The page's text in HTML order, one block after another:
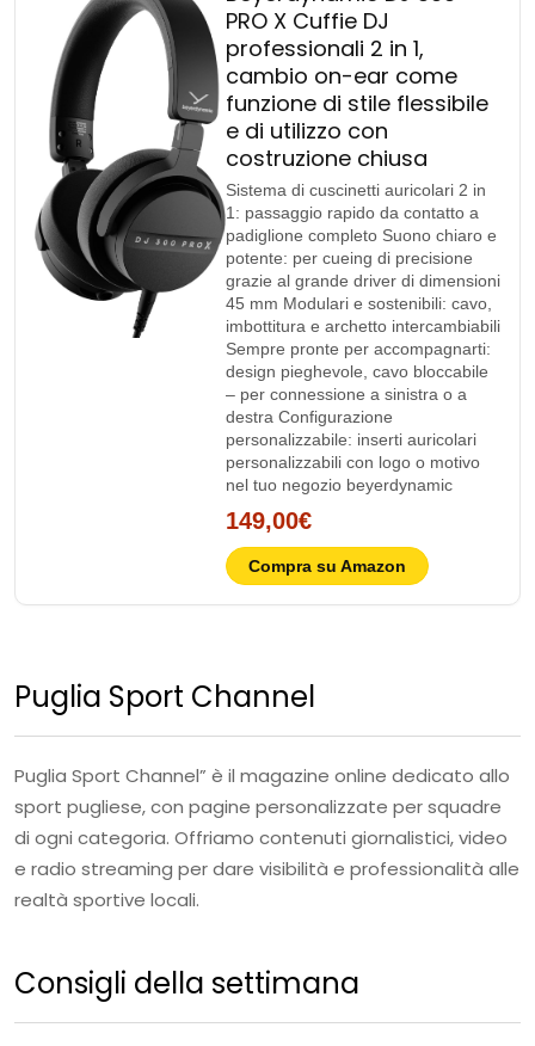
PRO X Cuffie DJ
professionali 2 in 1,
cambio on-ear come
funzione di stile flessibile
e di utilizzo con
costruzione chiusa
Sistema di cuscinetti auricolari 2 in
1: passaggio rapido da contatto a
padiglione completo Suono chiaro e
potente: per cueing di precisione
grazie al grande driver di dimensioni
45 mm Modulari e sostenibili: cavo,
imbottitura e archetto intercambiabili
Sempre pronte per accompagnarti:
design pieghevole, cavo bloccabile
– per connessione a sinistra o a
destra Configurazione
personalizzabile: inserti auricolari
personalizzabili con logo o motivo
nel tuo negozio beyerdynamic
149,00€
Compra su Amazon
Puglia Sport Channel
Puglia Sport Channel” è il magazine online dedicato allo
sport pugliese, con pagine personalizzate per squadre
di ogni categoria. Offriamo contenuti giornalistici, video
e radio streaming per dare visibilità e professionalità alle
realtà sportive locali.
Consigli della settimana